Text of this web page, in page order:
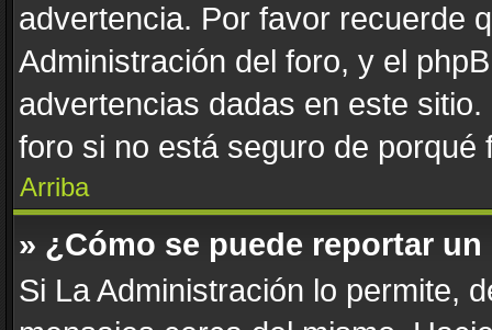
advertencia. Por favor recuerde
Administración del foro, y el
advertencias dadas en este
foro si no está seguro de porqué
Arriba
» ¿Cómo se puede reportar
Si La Administración lo permite,